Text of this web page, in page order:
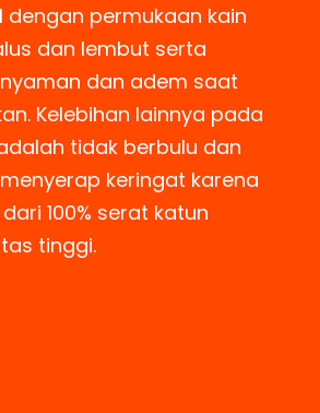
dengan permukaan kain
dan lembut serta
dan adem saat
Kelebihan lainnya pada
tidak berbulu dan
keringat karena
100% serat katun
tinggi.